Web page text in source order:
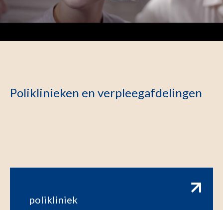
Poliklinieken en verpleegafdelingen
polikliniek